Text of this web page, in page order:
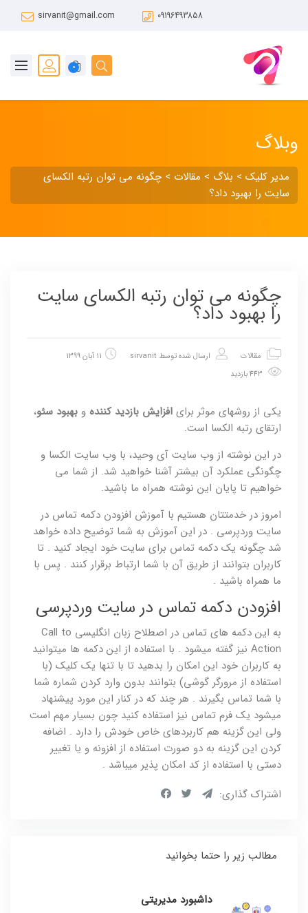
09196493858
sirvanit@gmail.com
0
وبلاگ
مدیر کلیک > بلاگ > مقالات >چگونه می توان رتبه الکسای
سایت را بهبود داد؟
چگونه می توان رتبه الکسای سایت
را بهبود داد؟
مقالات ارسال شده توسط sirvanit
11 آبان 1399
یکی از روشهای موثر برای افزایش بازدید کننده و بهبود سئو،
ارتقای رتبه الکسا است.
در این نوشته از وب سایت آی وحید، با وب سایت الکسا و
چگونگی عملکرد آن بیشتر آشنا خواهید شد. از شما می
خواهیم تا پایان این نوشته همراه ما باشید.
امروز در خدمتتان هستیم با آموزش افزودن دکمه تماس در
سایت وردپرسی . در این آموزش به شما توضیح داده خواهد
شد چگونه یک دکمه تماس برای سایت خود ایجاد کنید . تا
کاربران بتوانند از طریق آن با شما ارتباط برقرار کنند . پس با
ما همراه باشید .
افزودن دکمه تماس در سایت وردپرسی
به این دکمه های تماس در اصطلاح زبان انگلیسی Call to
Action نیز گفته میشود . با استفاده از این دکمه ها میتوانید
به کاربران خود این امکان را بدهید تا با تنها یک کلیک (با
استفاده از مرورگر گوشی) بتوانند بدون وارد کردن شماره شما
با شما تماس بگیرند . هر چند که در کنار این مورد پیشنهاد
میشود یک فرم تماس نیز استفاده کنید چون بسیار مهم است
ولی این گزینه هم کاربردهای خاص خودش را دارد . اضافه
کردن این گزینه به دو صورت استفاده از افزونه و یا تغییر
دستی با استفاده از کد امکان پذیر میباشد .
اشتراک گذاری:
مطالب زیر را حتما بخوانید
داشبورد مدیریتی